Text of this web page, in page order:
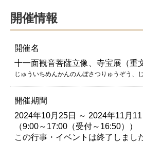
開催情報
開催名
十一面観音菩薩立像、寺宝展（重
じゅういちめんかんのんぼさつりゅうぞう、
開催期間
2024年10月25日 ～ 2024年11月11
（9:00～17:00（受付～16:50））
この行事・イベントは終了しまし